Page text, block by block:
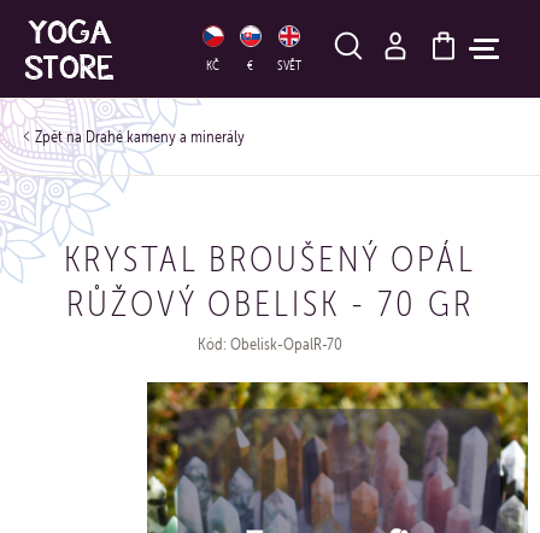
KČ € SVĚT
HLEDAT
Drahé kameny a minerály
KRYSTAL BROUŠENÝ OPÁL
RŮŽOVÝ OBELISK - 70 GR
Kód: Obelisk-OpalR-70